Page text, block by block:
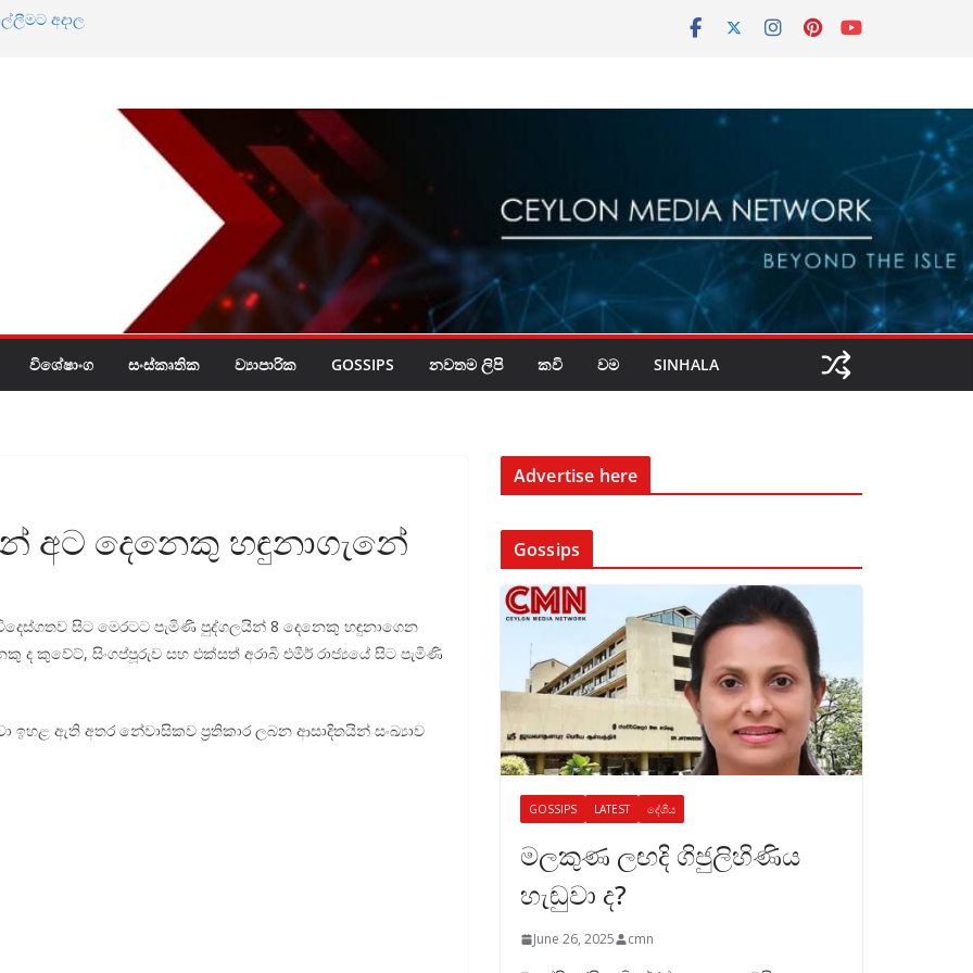
අදාල
විශේෂාංග සංස්කෘතික ව්‍යාපාරික GOSSIPS නවතම ලිපි කවි වම SINHALA
අට දෙනෙකු හඳුනාගැනේ
සිට මෙරටට පැමිණි පුද්ගලයින් 8 දෙනෙකු හඳුනාගෙන
ද කුවේට්, සිංගප්පූරුව සහ එක්සත් අරාබි එමීර් රාජ්‍යයේ සිට පැමිණි
ඉහළ ඇති අතර නේවාසිකව ප්‍රතිකාර ලබන ආසාදිතයින් සංඛ්‍යාව
Advertise here
Gossips
GOSSIPS LATEST දේශීය
මලකුණ ලඟදි ගිජුලිහිණිය
හැඬුවා ද?
June 26, 2025 cmn